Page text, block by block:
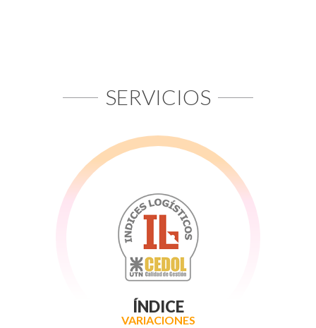
SERVICIOS
ÍNDICE
VARIACIONES